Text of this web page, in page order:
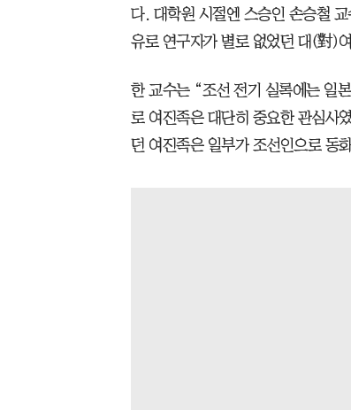
다. 대학원 시절엔 스승인 손승철
유로 연구자가 별로 없었던 대(對)
한 교수는 “조선 전기 실록에는 일
로 여진족은 대단히 중요한 관심사
던 여진족은 일부가 조선인으로 동